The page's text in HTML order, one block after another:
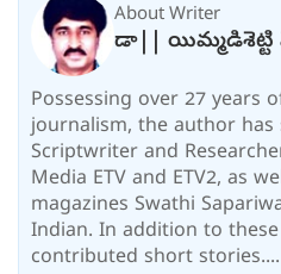
About Writer
డా|| యిమ్మడిశెట్టి
Possessing over 27 years
journalism, the author has
Scriptwriter and
Media ETV and ETV2, as
magazines Swathi
Indian. In addition to
contributed short stories....